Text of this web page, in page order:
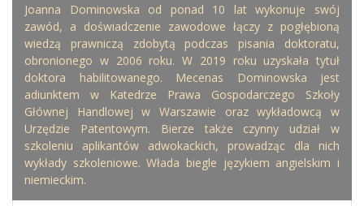
Joanna Dominowska od ponad 10 lat wykonuje swój
zawód, a doświadczenie zawodowe łączy z pogłębioną
wiedzą prawniczą zdobytą podczas pisania doktoratu,
obronionego w 2006 roku. W 2019 roku uzyskała tytuł
doktora habilitowanego. Mecenas Dominowska jest
adiunktem w Katedrze Prawa Gospodarczego Szkoły
Głównej Handlowej w Warszawie oraz wykładowcą w
Urzędzie Patentowym. Bierze także czynny udział w
szkoleniu aplikantów adwokackich, prowadząc dla nich
wykłady szkoleniowe. Włada biegle językiem angielskim i
niemieckim.